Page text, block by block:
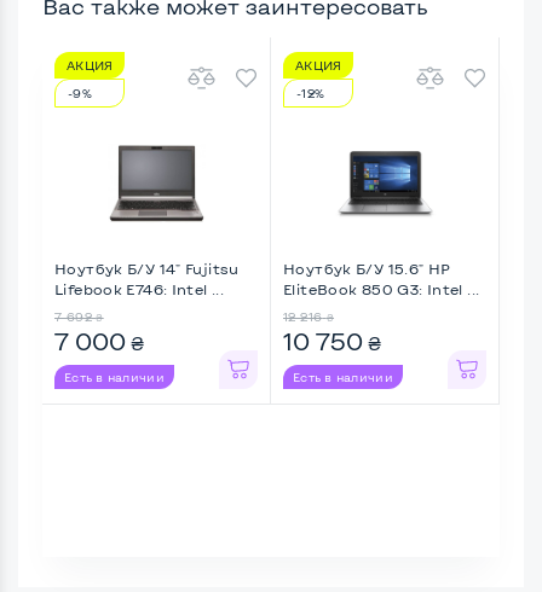
Вас также может заинтересовать
АКЦИЯ
-9%
Ноутбук Б/У 14" Fujitsu
Lifebook E746: Intel ...
7 692 ₴
7 000 ₴
Есть в наличии
АКЦИЯ
-12%
Ноутбук Б/У 15.6" HP
EliteBook 850 G3: Intel ...
12 216 ₴
10 750 ₴
Есть в наличии